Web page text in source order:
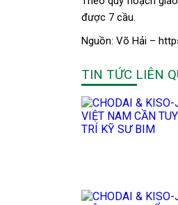
được 7 cầu.
Nguồn: Võ Hải –
TIN TỨC LIÊN